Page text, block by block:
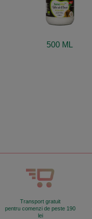
500 ML
Transport gratuit
pentru comenzi de peste 190
lei